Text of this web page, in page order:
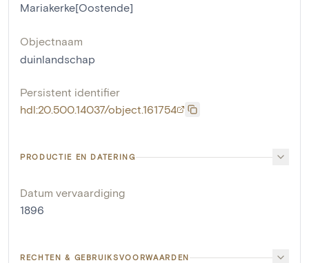
Mariakerke[Oostende]
Objectnaam
duinlandschap
Persistent identifier
hdl:20.500.14037/object.161754
PRODUCTIE EN DATERING
Datum vervaardiging
1896
RECHTEN & GEBRUIKSVOORWAARDEN